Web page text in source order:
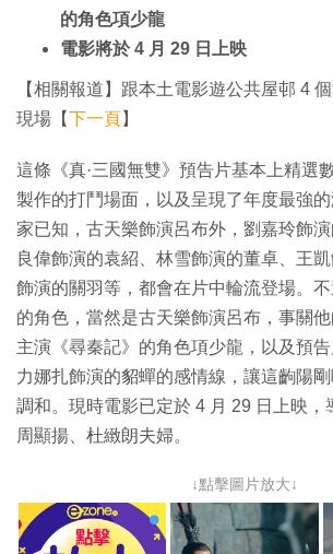
的角色項少龍
電影將於 4 月 29 日上映
【相關報道】跟本土電影遊公共屋邨 4
現場【下一頁】
這條《真·三國無雙》預告片基本上精選
製作的打鬥場面，以及呈現了年度最強
家已知，古天樂飾演呂布外，劉嘉玲飾
良偉飾演的袁紹、林雪飾演的董卓、王
飾演的關羽等，都會在片中輪流登場。
的角色，當然是古天樂飾演呂布，事關
主演《尋秦記》的角色項少龍，以及預
力娜扎飾演的貂蟬的感情線，讓這齣陽
調和。現時電影已定於 4 月 29 日上映，
周顯揚、杜緻朗夫婦。
↓點擊圖片放大↓